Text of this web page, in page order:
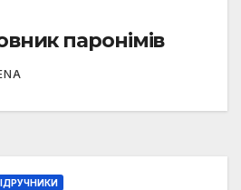
паронімів